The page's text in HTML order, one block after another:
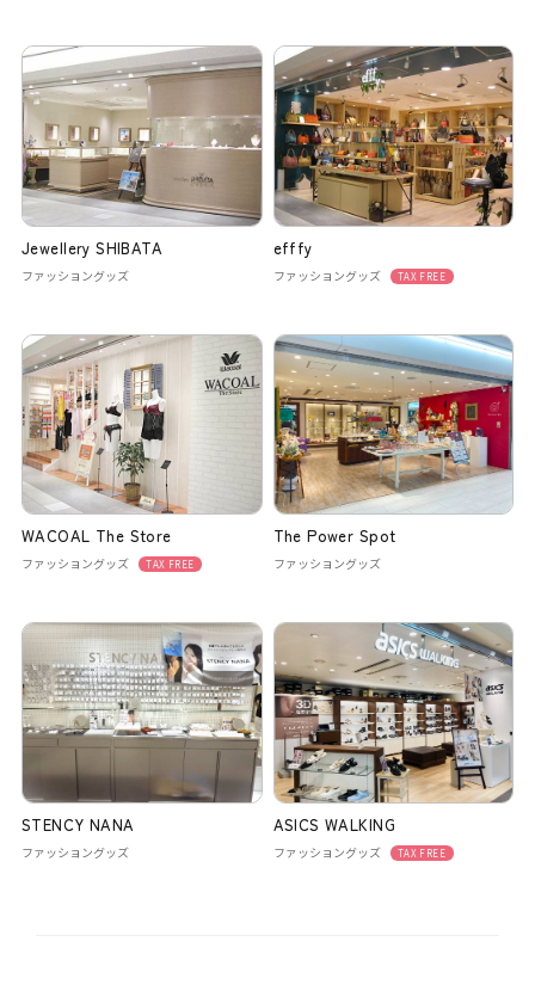
Jewellery SHIBATA
ファッショングッズ
efffy
ファッショングッズ TAX FREE
WACOAL The Store
ファッショングッズ TAX FREE
The Power Spot
ファッショングッズ
STENCY NANA
ファッショングッズ
ASICS WALKING
ファッショングッズ TAX FREE